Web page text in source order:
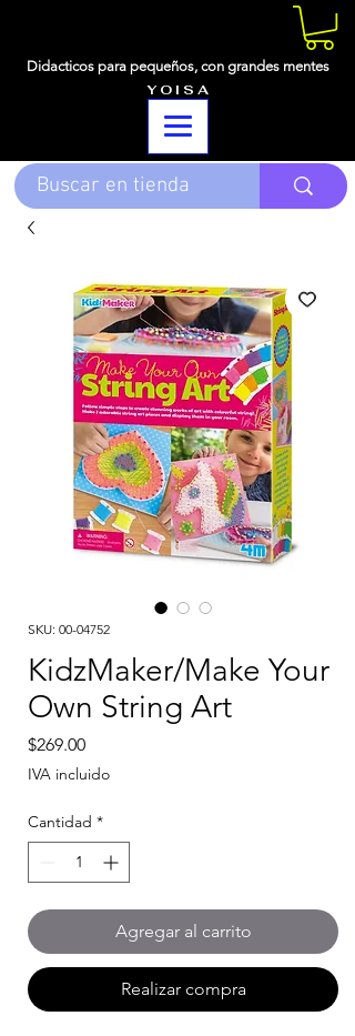
Didacticos para pequeños, con grandes mentes
Y O I S A
SKU: 00-04752
KidzMaker/Make Your
Own String Art
$269.00Precio
IVA incluido
Cantidad *
Agregar al carrito
Realizar compra